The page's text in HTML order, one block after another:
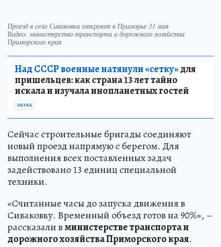
Проезд в село Сиваковка откроют в Приморье 31 мая
Видео: министерство транспорта и дорожного хозяйства
Приморского края
Над СССР военные натянули «сетку»для
пришельцев: как страна 13 лет тайно
искала и изучала инопланетных гостей
НАУКА
Сейчас строительные бригады соединяют
новый проезд напрямую с берегом. Для
выполнения всех поставленных задач
задействовано 13 единиц специальной
техники.
«Считанные часы до запуска движения в
Сиваковку. Временный объезд готов на 90%», –
рассказали вминистерстве транспорта и
дорожного хозяйства Приморского края.